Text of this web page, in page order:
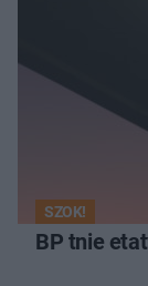
SZOK!
BP tnie